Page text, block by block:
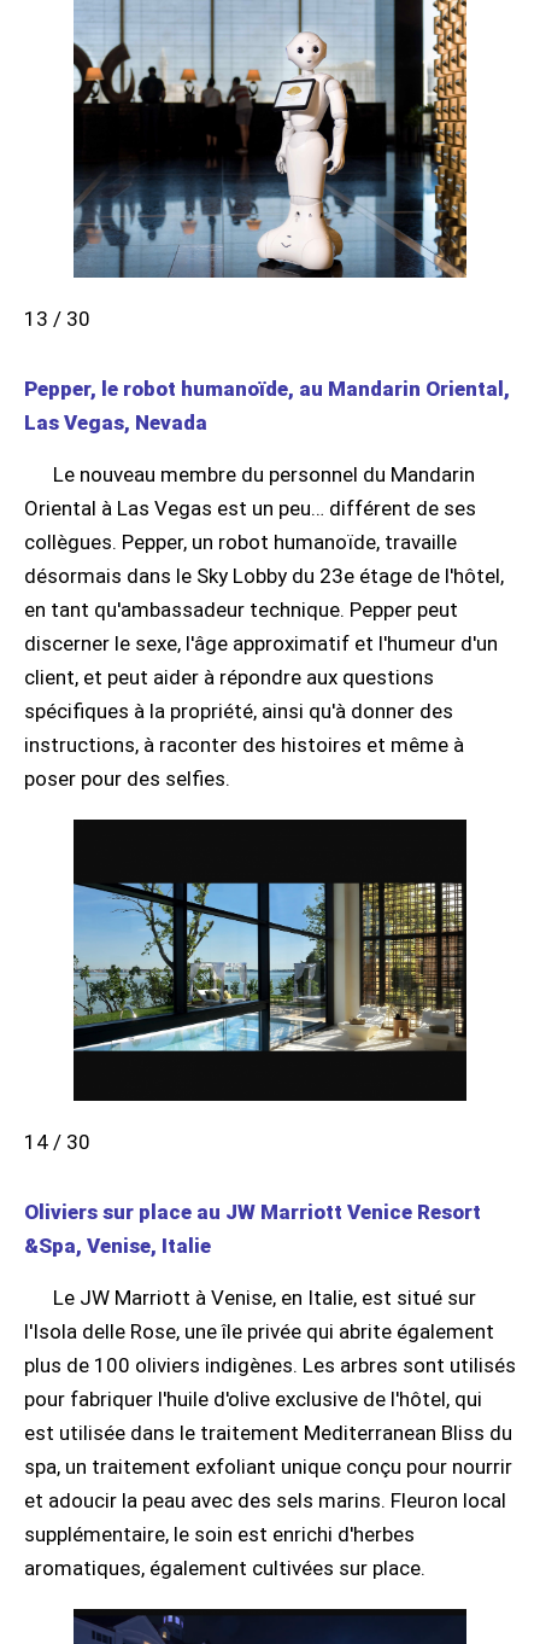
13 / 30
Pepper, le robot humanoïde, au Mandarin Oriental,
Las Vegas, Nevada
Le nouveau membre du personnel du Mandarin
Oriental à Las Vegas est un peu… différent de ses
collègues. Pepper, un robot humanoïde, travaille
désormais dans le Sky Lobby du 23e étage de l'hôtel,
en tant qu'ambassadeur technique. Pepper peut
discerner le sexe, l'âge approximatif et l'humeur d'un
client, et peut aider à répondre aux questions
spécifiques à la propriété, ainsi qu'à donner des
instructions, à raconter des histoires et même à
poser pour des selfies.
14 / 30
Oliviers sur place au JW Marriott Venice Resort
&Spa, Venise, Italie
Le JW Marriott à Venise, en Italie, est situé sur
l'Isola delle Rose, une île privée qui abrite également
plus de 100 oliviers indigènes. Les arbres sont utilisés
pour fabriquer l'huile d'olive exclusive de l'hôtel, qui
est utilisée dans le traitement Mediterranean Bliss du
spa, un traitement exfoliant unique conçu pour nourrir
et adoucir la peau avec des sels marins. Fleuron local
supplémentaire, le soin est enrichi d'herbes
aromatiques, également cultivées sur place.